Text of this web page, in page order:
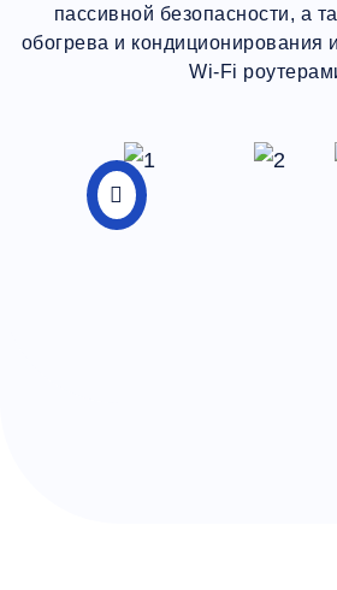
пассивной безопасности, а
обогрева и кондиционирования
Wi-Fi